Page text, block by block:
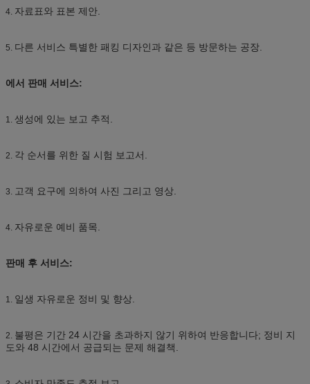
4. 자료표와 표본 제안.
5. 다른 서비스 특별한 패킹 디자인과 같은 등 방문하는 공장.
에서 판매 서비스:
1. 생성에 있는 보고 추적.
2. 각 순서를 위한 질 시험 보고서.
3. 고객 요구에 의하여 사진 그리고 영상.
4. 자유로운 예비 품목.
판매 후 서비스:
1. 일생 자유로운 정비 및 향상.
2. 불평은 기간 24 시간을 초과하지 않기 위하여 반응합니다; 정비 지
도와 48 시간에서 공급되는 문제 해결책.